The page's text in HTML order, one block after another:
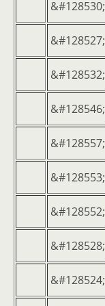
&#128530;
&#128527;
&#128532;
&#128546;
&#128557;
&#128553;
&#128552;
&#128528;
&#128524;